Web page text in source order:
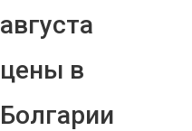
августа
цены в
Болгарии